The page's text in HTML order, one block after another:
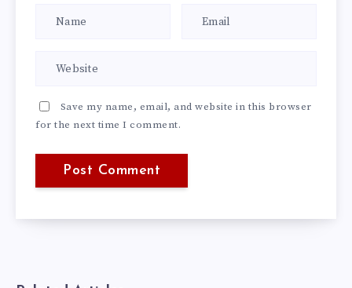
Save my name, email, and website in this browser
for the next time I comment.